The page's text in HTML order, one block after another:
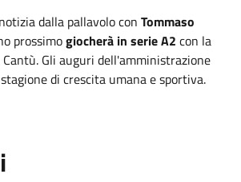
dalla pallavolo con Tommaso
prossimogiocherà in serie A2 con la
Gli auguri dell'amministrazione
di crescita umana e sportiva.